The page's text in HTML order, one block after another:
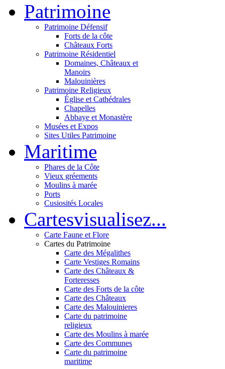
Patrimoine
Patrimoine Défensif
Forts de la côte
Châteaux Forts
Patrimoine Résidentiel
Domaines, Châteaux et
Manoirs
Malouinières
Patrimoine Religieux
Église et Cathédrales
Chapelles
Abbaye et Monastère
Musées et Expos
Sites Utiles Patrimoine
Maritime
Phares de la Côte
Vieux gréements
Moulins à marée
Ports
Cusiosités Locales
Cartesvisualisez...
Carte Faune et Flore
Cartes du Patrimoine
Carte des Mégalithes
Carte Vestiges Romains
Carte des Châteaux &
Forteresses
Carte des Forts de la côte
Carte des Châteaux
Carte des Malouinieres
Carte du patrimoine
religieux
Carte des Moulins à marée
Carte des Communes
Carte du patrimoine
maritime